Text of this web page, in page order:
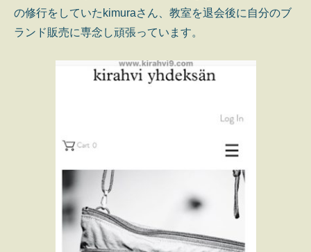
の修行をしていたkimuraさん、教室を退会後に自分のブ
ランド販売に専念し頑張っています。